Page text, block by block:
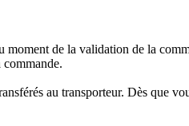
moment de la validation de la
au transporteur. Dès que